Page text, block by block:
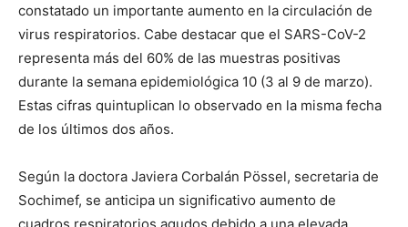
constatado un importante aumento en la circulación de
virus respiratorios. Cabe destacar que el SARS-CoV-2
representa más del 60% de las muestras positivas
durante la semana epidemiológica 10 (3 al 9 de marzo).
Estas cifras quintuplican lo observado en la misma fecha
de los últimos dos años.
Según la doctora Javiera Corbalán Pössel, secretaria de
Sochimef, se anticipa un significativo aumento de